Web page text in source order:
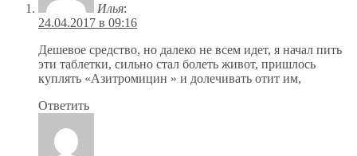
Илья:
24.04.2017 в 09:16
Дешевое средство, но далеко не всем идет, я начал пить
эти таблетки, сильно стал болеть живот, пришлось
куплять «Азитромицин » и долечивать отит им,
Ответить